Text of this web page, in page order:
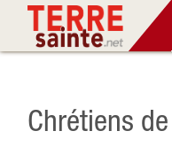
Chrétiens